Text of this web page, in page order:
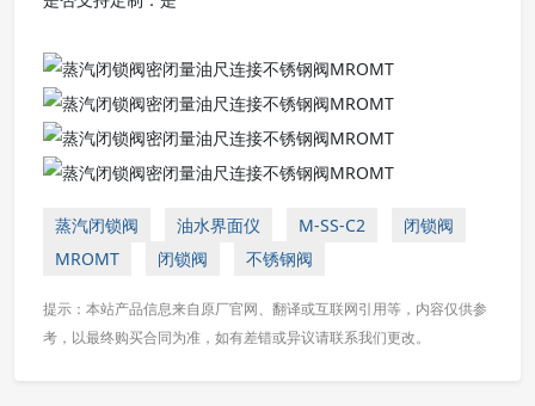
蒸汽闭锁阀 油水界面仪 M-SS-C2
闭锁阀
MROMT
闭锁阀 不锈钢阀
提示：本站产品信息来自原厂官网、翻译或互联网引用等，内容仅供参
考，以最终购买合同为准，如有差错或异议请联系我们更改。